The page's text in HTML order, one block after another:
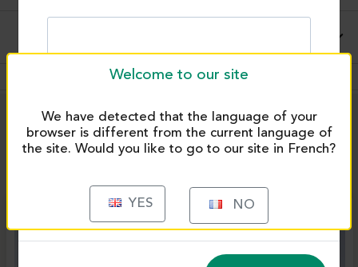
PRODUITS SIMILAIRES
Welcome to our site
We have detected that the language of your
browser is different from the current language of
the site. Would you like to go to our site in French?
YES NO